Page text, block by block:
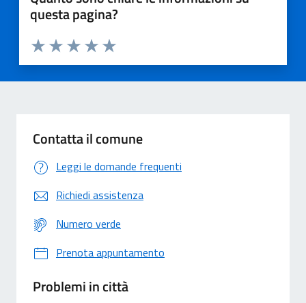
questa pagina?
Valuta 5 stelle su 5
Valuta 4 stelle su 5
Valuta 3 stelle su 5
Valuta 2 stelle su 5
Valuta 1 stelle su 5
Contatta il comune
Leggi le domande frequenti
Richiedi assistenza
Numero verde
Prenota appuntamento
Problemi in città